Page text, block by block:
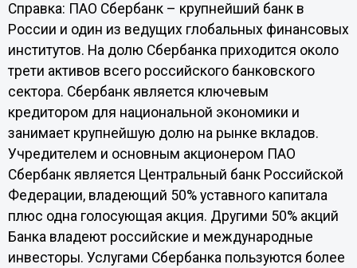
Справка: ПАО Сбербанк – крупнейший банк в
России и один из ведущих глобальных финансовых
институтов. На долю Сбербанка приходится около
трети активов всего российского банковского
сектора. Сбербанк является ключевым
кредитором для национальной экономики и
занимает крупнейшую долю на рынке вкладов.
Учредителем и основным акционером ПАО
Сбербанк является Центральный банк Российской
Федерации, владеющий 50% уставного капитала
плюс одна голосующая акция. Другими 50% акций
Банка владеют российские и международные
инвесторы. Услугами Сбербанка пользуются более